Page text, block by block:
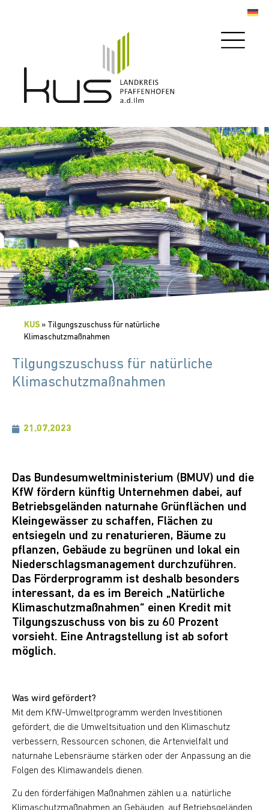
KUS » Tilgungszuschuss für natürliche
Klimaschutzmaßnahmen
Tilgungszuschuss für natürliche
Klimaschutzmaßnahmen
21.07.2023
Das Bundesumweltministerium (BMUV) und die
KfW fördern künftig Unternehmen dabei, auf
Betriebsgeländen naturnahe Grünflächen und
Kleingewässer zu schaffen, Flächen zu
entsiegeln und zu renaturieren, Bäume zu
pflanzen, Gebäude zu begrünen und lokal ein
Niederschlagsmanagement durchzuführen.
Das Förderprogramm ist deshalb besonders
interessant, da es im Bereich „Natürliche
Klimaschutzmaßnahmen“ einen Kredit mit
Tilgungszuschuss von bis zu 60 Prozent
vorsieht. Eine Antragstellung ist ab sofort
möglich.
Was wird gefördert?
Mit dem KfW-Umweltprogramm werden Investitionen
gefördert, die die Umweltsituation und den Klimaschutz
verbessern, Ressourcen schonen, die Artenvielfalt und
naturnahe Lebensräume stärken oder der Anpassung an die
Folgen des Klimawandels dienen.
Zu den förderfähigen Maßnahmen zählen u.a. natürliche